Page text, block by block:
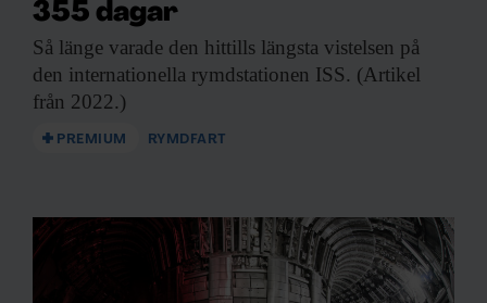
annons- och analysföretag som vi samarbetar med.
Dessa kan i sin tur kombinera informationen med annan
information som du har tillhandahållit eller som de har
samlat in när du har använt deras tjänster.
355 dagar
Så länge varade den hittills längsta vistelsen på
den internationella rymdstationen ISS. (Artikel
från 2022.)
PREMIUM RYMDFART